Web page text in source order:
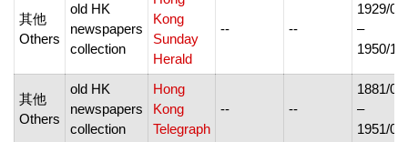
其他
Others
old HK
newspapers
collection
Kong
Sunday
Herald
-- --
1929/
–
1950/
其他
Others
old HK
newspapers
collection
Hong
Kong
Telegraph
-- --
1881/
–
1951/